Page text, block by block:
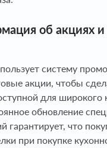
об акциях
систему
акции, чтобы
для широкого
обновление
гарантирует, что
при покупке